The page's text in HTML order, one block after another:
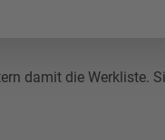
damit die Werkliste.